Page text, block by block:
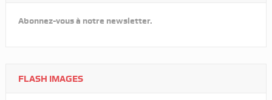
Abonnez-vous à notre newsletter.
FLASH IMAGES